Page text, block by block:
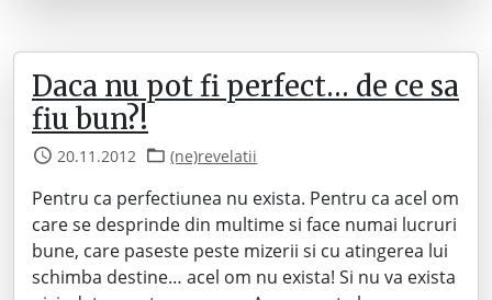
Daca nu pot fi perfect… de ce sa
fiu bun?!
20.11.2012 (ne)revelatii
Pentru ca perfectiunea nu exista. Pentru ca acel om
care se desprinde din multime si face numai lucruri
bune, care paseste peste mizerii si cu atingerea lui
schimba destine… acel om nu exista! Si nu va exista